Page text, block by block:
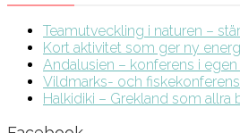
Teamutveckling i naturen –
Kort aktivitet som ger ny
Andalusien – konferens i egen
Vildmarks- och
Halkidiki – Grekland som allra